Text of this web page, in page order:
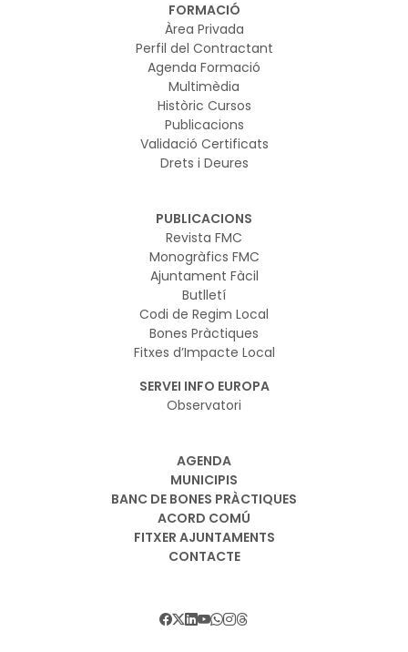
FORMACIÓ
Àrea Privada
Perfil del Contractant
Agenda Formació
Multimèdia
Històric Cursos
Publicacions
Validació Certificats
Drets i Deures
PUBLICACIONS
Revista FMC
Monogràfics FMC
Ajuntament Fàcil
Butlletí
Codi de Regim Local
Bones Pràctiques
Fitxes d’Impacte Local
SERVEI INFO EUROPA
Observatori
AGENDA
MUNICIPIS
BANC DE BONES PRÀCTIQUES
ACORD COMÚ
FITXER AJUNTAMENTS
CONTACTE